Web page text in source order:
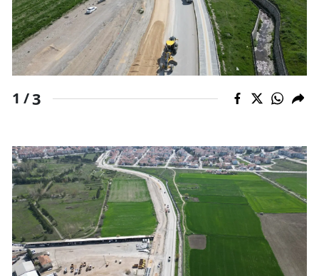
Gümüşhane
Hakkari
Hatay
Isparta
İstanbul
İzmir
Kastamonu
1 /3